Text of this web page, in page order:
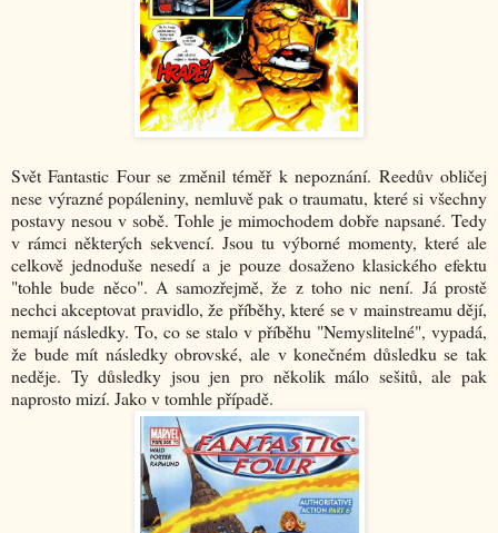
Svět Fantastic Four se změnil téměř k nepoznání. Reedův obličej
nese výrazné popáleniny, nemluvě pak o traumatu, které si všechny
postavy nesou v sobě. Tohle je mimochodem dobře napsané. Tedy
v rámci některých sekvencí. Jsou tu výborné momenty, které ale
celkově jednoduše nesedí a je pouze dosaženo klasického efektu
"tohle bude něco". A samozřejmě, že z toho nic není. Já prostě
nechci akceptovat pravidlo, že příběhy, které se v mainstreamu dějí,
nemají následky. To, co se stalo v příběhu "Nemyslitelné", vypadá,
že bude mít následky obrovské, ale v konečném důsledku se tak
neděje. Ty důsledky jsou jen pro několik málo sešitů, ale pak
naprosto mizí. Jako v tomhle případě.